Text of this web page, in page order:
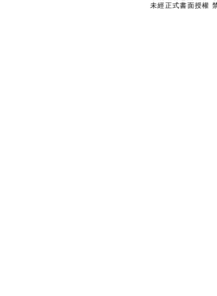
未經正式書面授權